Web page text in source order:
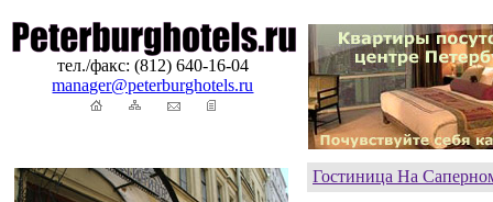
тел./факс: (812) 640-16-04
manager@peterburghotels.ru
Гостиница На